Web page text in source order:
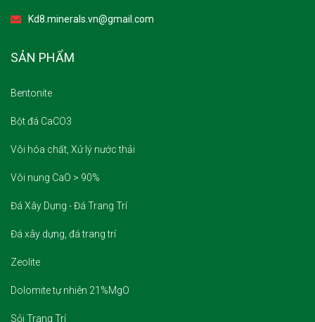
Kd8.minerals.vn@gmail.com
SẢN PHẨM
Bentonite
Bột đá CaCO3
Vôi hóa chất, Xử lý nước thải
Vôi nung CaO > 90%
Đá Xây Dựng - Đá Trang Trí
Đá xây dựng, đá trang trí
Zeolite
Dolomite tự nhiên 21%MgO
Sỏi Trang Trí